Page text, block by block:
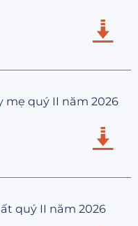
mẹ quý II năm 2026
quý II năm 2026